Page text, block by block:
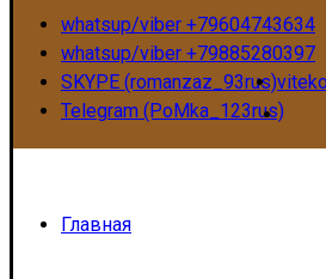
whatsup/viber +79604743634
whatsup/viber +79885280397
SKYPE (romanzaz_93rus)
Telegram (PoMka_123rus)
Главная